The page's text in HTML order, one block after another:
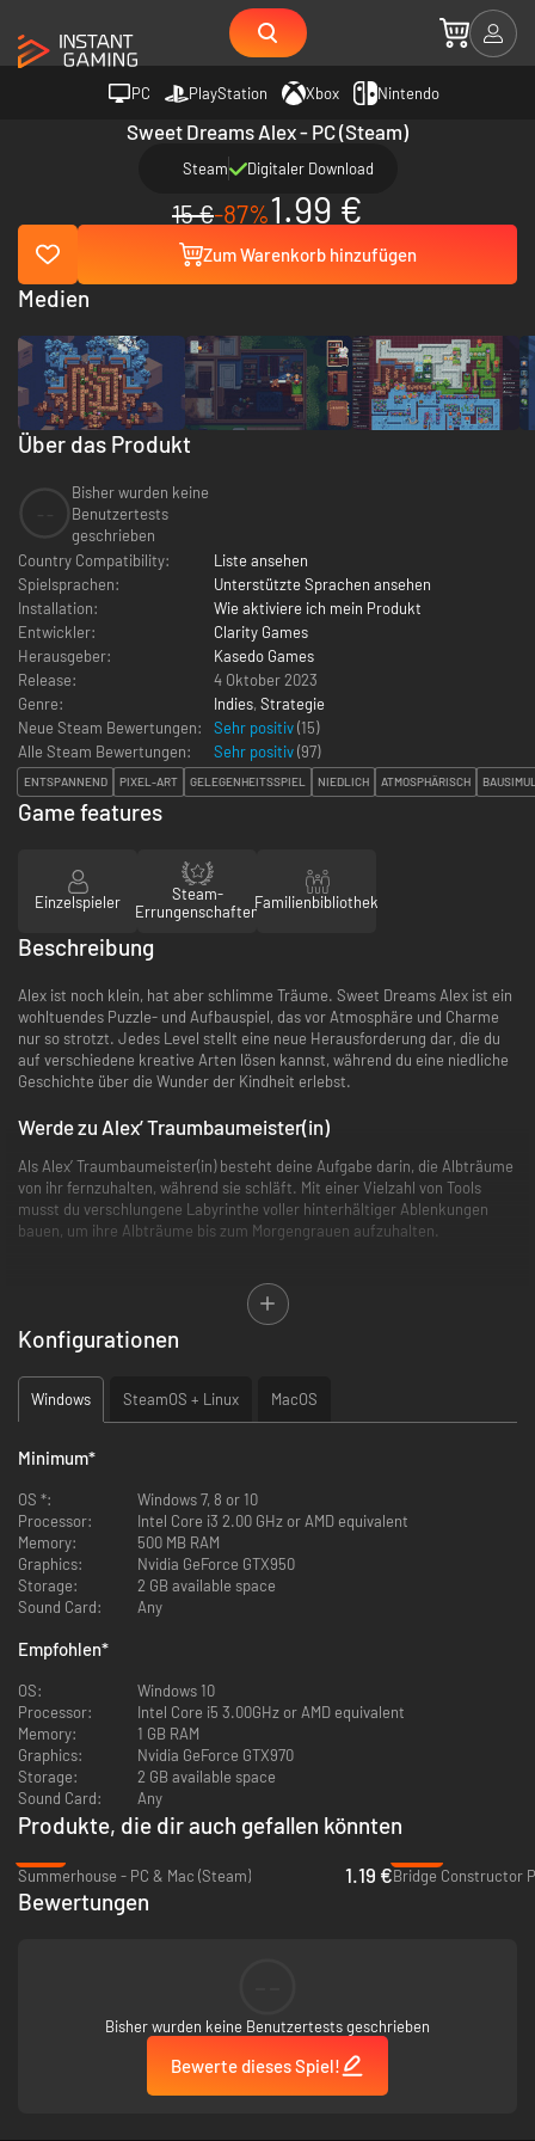
PC PlayStation Xbox Nintendo
Sweet Dreams Alex - PC (Steam)
Steam Digitaler Download
15 €-87%1.99 €
Zum Warenkorb hinzufügen
Über das Produkt
Bisher wurden keine
Benutzertests
geschrieben
Country Compatibility:
Liste ansehen
Spielsprachen:
Unterstützte Sprachen ansehen
Installation:
Wie aktiviere ich mein Produkt
Entwickler:
Clarity Games
Herausgeber:
Kasedo Games
Release:
4 Oktober 2023
Genre:
Indies, Strategie
Neue Steam Bewertungen:
Sehr positiv(15)
Alle Steam Bewertungen:
Sehr positiv(97)
ENTSPANNEND PIXEL-ART GELEGENHEITSSPIEL NIEDLICH ATMOSPHÄRISCH
Medien
Game features
Einzelspieler
Steam-
ErrungenschaftenFamilienbibliothek
Beschreibung
Alex ist noch klein, hat aber schlimme Träume. Sweet Dreams Alex ist ein
wohltuendes Puzzle- und Aufbauspiel, das vor Atmosphäre und Charme
nur so strotzt. Jedes Level stellt eine neue Herausforderung dar, die du
auf verschiedene kreative Arten lösen kannst, während du eine niedliche
Geschichte über die Wunder der Kindheit erlebst.
Werde zu Alex’ Traumbaumeister(in)
Als Alex’ Traumbaumeister(in) besteht deine Aufgabe darin, die Albträume
von ihr fernzuhalten, während sie schläft. Mit einer Vielzahl von Tools
musst du verschlungene Labyrinthe voller hinterhältiger Ablenkungen
bauen, um ihre Albträume bis zum Morgengrauen aufzuhalten.
Mit Alex ins Land der Träume
Alex und ihre Familie sind gerade in ihr neues Haus gezogen. Es ist alles
noch ein bisschen viel und ein bisschen beängstigend, aber auch ziemlich
aufregend. Gemeinsam verewigen sie all die wichtigen neuen Dinge – wie
Eis essen gehen, neugefundene Freunde, einen Ausflug ins
Einkaufszentrum, den Besuch des schönsten Meeresmuseums und einen
Film im Fernsehen – in Alex’ Tagebuch.
Erforsche sechs verschiedene Welten und über 250
Levels
Konfigurationen
Windows SteamOS + Linux MacOS
Minimum*
OS *:
Windows 7, 8 or 10
Processor:
Intel Core i3 2.00 GHz or AMD equivalent
Memory:
500 MB RAM
Graphics:
Nvidia GeForce GTX950
Storage:
2 GB available space
Sound Card:
Any
Empfohlen*
OS:
Windows 10
Processor:
Intel Core i5 3.00GHz or AMD equivalent
Memory:
1 GB RAM
Graphics:
Nvidia GeForce GTX970
Storage:
2 GB available space
Sound Card:
Any
Produkte, die dir auch gefallen könnten
Summerhouse - PC & Mac (Steam)
1.19 €Bridge Constructor
Bewertungen
Bisher wurden keine Benutzertests geschrieben
Bewerte dieses Spiel!